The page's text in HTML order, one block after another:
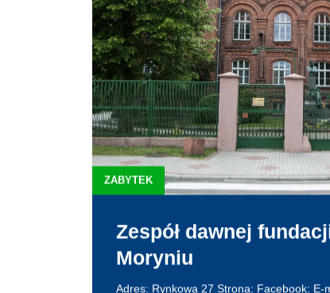
ZABYTEK
Zespół dawnej
Moryniu
Adres: Rynkowa 27 Strona: Facebook: E-